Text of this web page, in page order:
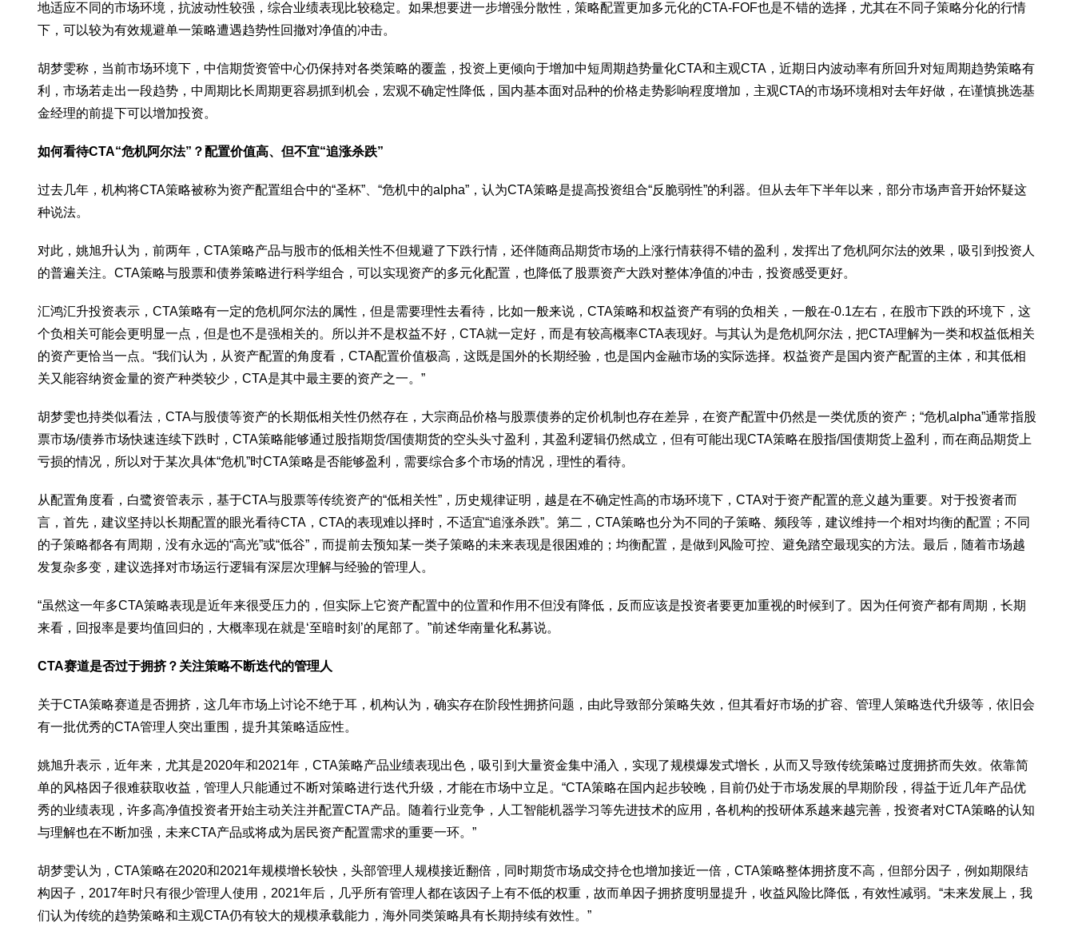
地适应不同的市场环境，抗波动性较强，综合业绩表现比较稳定。如果想要进一步增强分散性，策略配置更加多元化的CTA-FOF也是不错的选择，尤其在不同子策略分化的行情
下，可以较为有效规避单一策略遭遇趋势性回撤对净值的冲击。
胡梦雯称，当前市场环境下，中信期货资管中心仍保持对各类策略的覆盖，投资上更倾向于增加中短周期趋势量化CTA和主观CTA，近期日内波动率有所回升对短周期趋势策略有
利，市场若走出一段趋势，中周期比长周期更容易抓到机会，宏观不确定性降低，国内基本面对品种的价格走势影响程度增加，主观CTA的市场环境相对去年好做，在谨慎挑选基
金经理的前提下可以增加投资。
如何看待CTA“危机阿尔法”？配置价值高、但不宜“追涨杀跌”
过去几年，机构将CTA策略被称为资产配置组合中的“圣杯”、“危机中的alpha”，认为CTA策略是提高投资组合“反脆弱性”的利器。但从去年下半年以来，部分市场声音开始怀疑这
种说法。
对此，姚旭升认为，前两年，CTA策略产品与股市的低相关性不但规避了下跌行情，还伴随商品期货市场的上涨行情获得不错的盈利，发挥出了危机阿尔法的效果，吸引到投资人
的普遍关注。CTA策略与股票和债券策略进行科学组合，可以实现资产的多元化配置，也降低了股票资产大跌对整体净值的冲击，投资感受更好。
汇鸿汇升投资表示，CTA策略有一定的危机阿尔法的属性，但是需要理性去看待，比如一般来说，CTA策略和权益资产有弱的负相关，一般在-0.1左右，在股市下跌的环境下，这
个负相关可能会更明显一点，但是也不是强相关的。所以并不是权益不好，CTA就一定好，而是有较高概率CTA表现好。与其认为是危机阿尔法，把CTA理解为一类和权益低相关
的资产更恰当一点。“我们认为，从资产配置的角度看，CTA配置价值极高，这既是国外的长期经验，也是国内金融市场的实际选择。权益资产是国内资产配置的主体，和其低相
关又能容纳资金量的资产种类较少，CTA是其中最主要的资产之一。”
胡梦雯也持类似看法，CTA与股债等资产的长期低相关性仍然存在，大宗商品价格与股票债券的定价机制也存在差异，在资产配置中仍然是一类优质的资产；“危机alpha”通常指股
票市场/债券市场快速连续下跌时，CTA策略能够通过股指期货/国债期货的空头头寸盈利，其盈利逻辑仍然成立，但有可能出现CTA策略在股指/国债期货上盈利，而在商品期货上
亏损的情况，所以对于某次具体“危机”时CTA策略是否能够盈利，需要综合多个市场的情况，理性的看待。
从配置角度看，白鹭资管表示，基于CTA与股票等传统资产的“低相关性”，历史规律证明，越是在不确定性高的市场环境下，CTA对于资产配置的意义越为重要。对于投资者而
言，首先，建议坚持以长期配置的眼光看待CTA，CTA的表现难以择时，不适宜“追涨杀跌”。第二，CTA策略也分为不同的子策略、频段等，建议维持一个相对均衡的配置；不同
的子策略都各有周期，没有永远的“高光”或“低谷”，而提前去预知某一类子策略的未来表现是很困难的；均衡配置，是做到风险可控、避免踏空最现实的方法。最后，随着市场越
发复杂多变，建议选择对市场运行逻辑有深层次理解与经验的管理人。
“虽然这一年多CTA策略表现是近年来很受压力的，但实际上它资产配置中的位置和作用不但没有降低，反而应该是投资者要更加重视的时候到了。因为任何资产都有周期，长期
来看，回报率是要均值回归的，大概率现在就是‘至暗时刻’的尾部了。”前述华南量化私募说。
CTA赛道是否过于拥挤？关注策略不断迭代的管理人
关于CTA策略赛道是否拥挤，这几年市场上讨论不绝于耳，机构认为，确实存在阶段性拥挤问题，由此导致部分策略失效，但其看好市场的扩容、管理人策略迭代升级等，依旧会
有一批优秀的CTA管理人突出重围，提升其策略适应性。
姚旭升表示，近年来，尤其是2020年和2021年，CTA策略产品业绩表现出色，吸引到大量资金集中涌入，实现了规模爆发式增长，从而又导致传统策略过度拥挤而失效。依靠简
单的风格因子很难获取收益，管理人只能通过不断对策略进行迭代升级，才能在市场中立足。“CTA策略在国内起步较晚，目前仍处于市场发展的早期阶段，得益于近几年产品优
秀的业绩表现，许多高净值投资者开始主动关注并配置CTA产品。随着行业竞争，人工智能机器学习等先进技术的应用，各机构的投研体系越来越完善，投资者对CTA策略的认知
与理解也在不断加强，未来CTA产品或将成为居民资产配置需求的重要一环。”
胡梦雯认为，CTA策略在2020和2021年规模增长较快，头部管理人规模接近翻倍，同时期货市场成交持仓也增加接近一倍，CTA策略整体拥挤度不高，但部分因子，例如期限结
构因子，2017年时只有很少管理人使用，2021年后，几乎所有管理人都在该因子上有不低的权重，故而单因子拥挤度明显提升，收益风险比降低，有效性减弱。“未来发展上，我
们认为传统的趋势策略和主观CTA仍有较大的规模承载能力，海外同类策略具有长期持续有效性。”